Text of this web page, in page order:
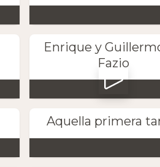
Enrique y
Fazio
Aquella primera